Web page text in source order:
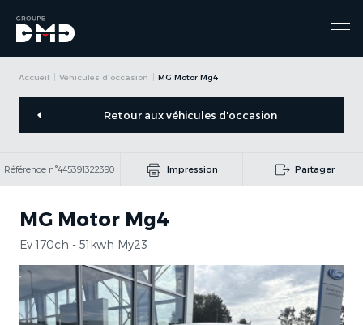
Accueil Véhicules d'occasion MG Motor Mg4
Retour aux véhicules d'occasion
Référence n°445391322390 Impression Partager
MG Motor Mg4
Ev 170ch - 51kwh My23